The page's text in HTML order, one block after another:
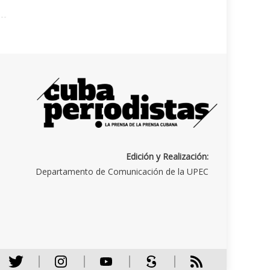
Edición y Realización:
Departamento de Comunicación de la UPEC